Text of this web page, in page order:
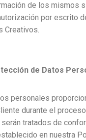
de los mismos
por escrito
Creativos.
de Datos
personales
durante el
tratados de
en nuestra